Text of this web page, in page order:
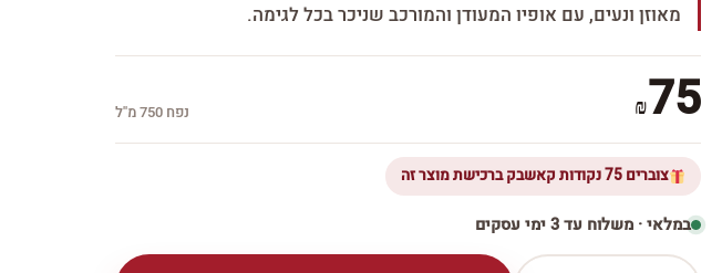
מאוזן ונעים, עם אופיו המעודן והמורכב שניכר בכל לגימה.
₪75 נפח 750 מ''ל
צוברים 75 נקודות קאשבק ברכישת מוצר זה
במלאי · משלוח עד 3 ימי עסקים